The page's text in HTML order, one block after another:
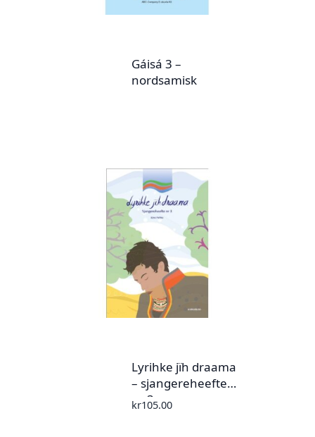
Gáisá 3 –
nordsamisk
Lyrihke jïh draama
– sjangereheefte
nr 3
kr105.00